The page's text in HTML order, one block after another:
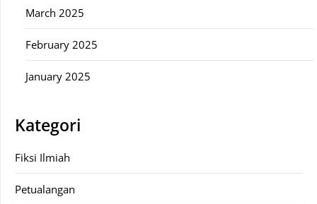
March 2025
February 2025
January 2025
Kategori
Fiksi Ilmiah
Petualangan